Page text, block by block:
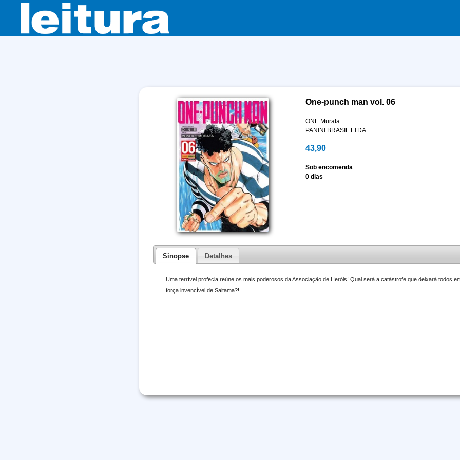
One-punch man vol. 06
ONE Murata
PANINI BRASIL LTDA
43,90
Sob encomenda
0 dias
Sinopse Detalhes
Uma terrível profecia reúne os mais poderosos da Associação de Heróis! Qual será a catástrofe que deixará todos
força invencível de Saitama?!